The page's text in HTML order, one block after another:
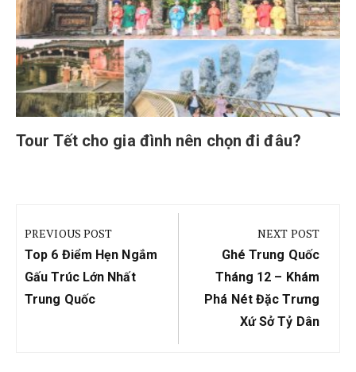
Tour Tết cho gia đình nên chọn đi đâu?
hướng
bài
viết
PREVIOUS POST
Previous
Post:
Top 6 Điểm Hẹn Ngắm
Gấu Trúc Lớn Nhất
Trung Quốc
NEXT POST
Next
Post:
Ghé Trung Quốc
Tháng 12 – Khám
Phá Nét Đặc Trưng
Xứ Sở Tỷ Dân